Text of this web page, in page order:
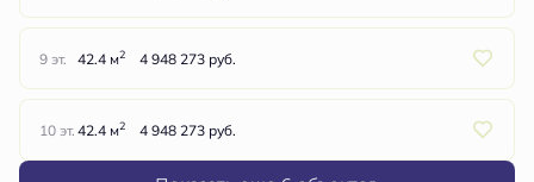
9 эт. 42.4 м2 4 948 273 руб.
10 эт. 42.4 м2 4 948 273 руб.